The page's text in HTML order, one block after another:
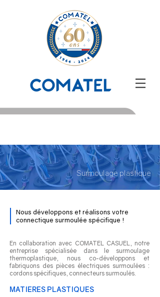
Surmoulage plastique
Nous développons et réalisons votre
connectique surmoulée spécifique !
En collaboration avec COMATEL CASUEL, notre
entreprise spécialisée dans le surmoulage
thermoplastique, nous co-développons et
fabriquons des pièces électriques surmoulées :
cordons spécifiques, connecteurs surmoulés.
MATIERES PLASTIQUES